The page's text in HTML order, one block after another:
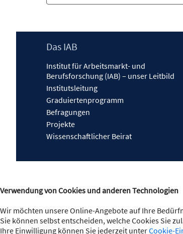
Footer
Das IAB
Institut für Arbeitsmarkt- und
Berufsforschung (IAB) – unser Leitbild
Institutsleitung
Graduiertenprogramm
Befragungen
Projekte
Wissenschaftlicher Beirat
Verwendung von Cookies und anderen Technologien
Wir möchten unsere Online-Angebote auf Ihre
Sie können selbst entscheiden, welche Cookies Sie
Ihre Einwilligung können Sie jederzeit unterCookie-